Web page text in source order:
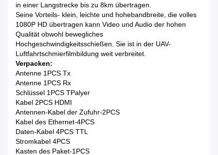
in einer Langstrecke bis zu 8km übertragen.
Seine Vorteils- klein, leichte und hohebandbreite, die volles
1080P HD übertragen kann Video und Audio der hohen
Qualität obwohl bewegliches
Hochgeschwindigkeitsschießen. Sie ist in der UAV-
Luftfahrtschmierfilmbildung weit verbreitet.
Verpacken:
Antenne 1PCS Tx
Antenne 1PCS Rx
Schlüssel 1PCS TPalyer
Kabel 2PCS HDMI
Antennen-Kabel der Zufuhr-2PCS
Kabel des Ethernet-4PCS
Daten-Kabel 4PCS TTL
Stromkabel 4PCS
Kasten des Paket-1PCS